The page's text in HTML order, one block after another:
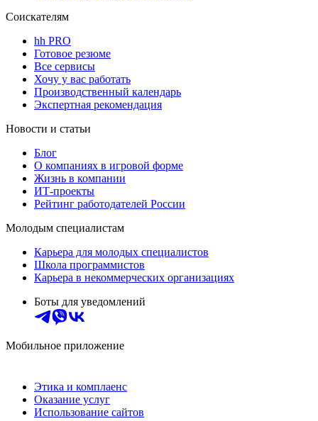
Соискателям
hh PRO
Готовое резюме
Все сервисы
Хочу у вас работать
Производственный календарь
Экспертная рекомендация
Новости и статьи
Блог
О компаниях в игровой форме
Жизнь в компании
ИТ-проекты
Рейтинг работодателей России
Молодым специалистам
Карьера для молодых специалистов
Школа программистов
Карьера в некоммерческих организациях
Боты для уведомлений
Мобильное приложение
Этика и комплаенс
Оказание услуг
Использование сайтов